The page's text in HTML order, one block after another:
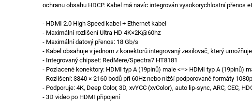
ochranu obsahu HDCP. Kabel má navíc integrován vysokorychlostní přenos
- HDMI 2.0 High Speed kabel + Ethernet kabel
- Maximální rozlišení Ultra HD 4K×2K@60hz
- Maximální datový přenos: 18 Gb/s
- Kabel obsahuje v jednom z konektorů integrovaný zesilovač, který
- Integrovaný chipset: RedMere/Spectra7 HT8181
- Pozlacené konektory: HDMI typ A (19pinů) male <=> HDMI typ A (19pinů)
- Rozlišení: 3840 × 2160 bodů při 60Hz nebo nižší podporované formáty
- Podporuje: 4K, Deep Color, 3D, xvYCC (xvColor), auto lip-sync, ARC, CEC,
- 3D video po HDMI připojení